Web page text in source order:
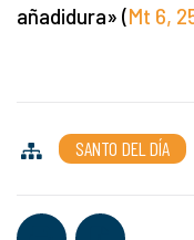
añadidura» (Mt 6,
SANTO DEL DÍA